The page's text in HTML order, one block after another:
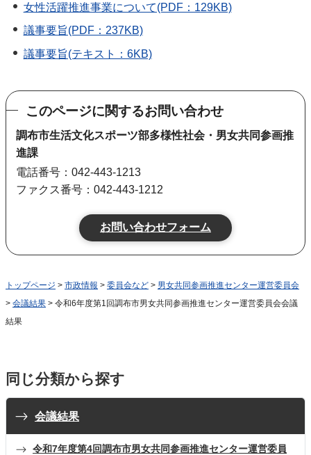
女性活躍推進事業について(PDF：129KB)
議事要旨(PDF：237KB)
議事要旨(テキスト：6KB)
このページに関するお問い合わせ
調布市生活文化スポーツ部多様性社会・男女共同参画推
進課
電話番号：042-443-1213
ファクス番号：042-443-1212
トップページ > 市政情報 > 委員会など > 男女共同参画推進センター運営委員会
> 会議結果 > 令和6年度第1回調布市男女共同参画推進センター運営委員会会議
結果
同じ分類から探す
会議結果
令和7年度第4回調布市男女共同参画推進センター運営委員